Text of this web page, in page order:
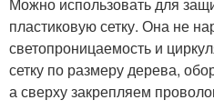
пластиковую сетку. Она не
светопроницаемость и
сетку по размеру дерева,
а сверху закрепляем